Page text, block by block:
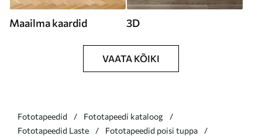
Maailma kaardid 3D
VAATA KÕIKI
Fototapeedid
Fototapeedi kataloog
Fototapeedid Laste
Fototapeedid poisi tuppa